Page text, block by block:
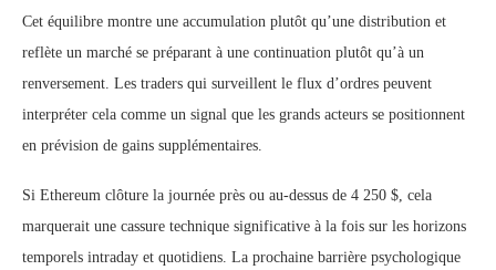
Cet équilibre montre une accumulation plutôt qu’une distribution et
reflète un marché se préparant à une continuation plutôt qu’à un
renversement. Les traders qui surveillent le flux d’ordres peuvent
interpréter cela comme un signal que les grands acteurs se positionnent
en prévision de gains supplémentaires.
Si Ethereum clôture la journée près ou au-dessus de 4 250 $, cela
marquerait une cassure technique significative à la fois sur les horizons
temporels intraday et quotidiens. La prochaine barrière psychologique